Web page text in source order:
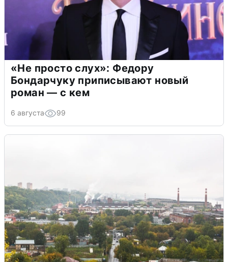
«Не просто слух»: Федору
Бондарчуку приписывают новый
роман — с кем
6 августа 99